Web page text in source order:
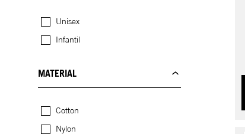
Unisex
Infantil
MATERIAL
Cotton
Nylon